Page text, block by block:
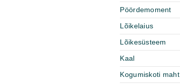
Pöördemoment
Lõikelaius
Lõikesüsteem
Kaal
Kogumiskoti maht